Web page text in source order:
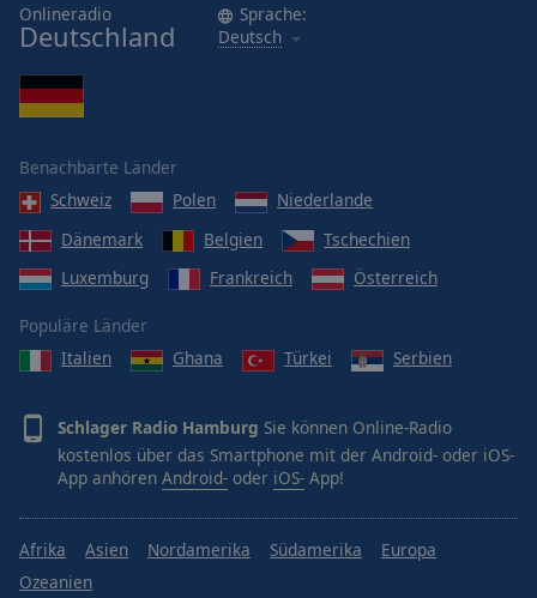
Onlineradio
Deutschland
Sprache:
Deutsch
Benachbarte Länder
Schweiz
Polen
Niederlande
Dänemark
Belgien
Tschechien
Luxemburg
Frankreich Österreich
Populäre Länder
Italien
Ghana Türkei Serbien
Schlager Radio Hamburg Sie können Online-Radio
kostenlos über das Smartphone mit der Android- oder iOS-
App anhören Android- oder iOS- App!
Afrika Asien Nordamerika Südamerika
Europa
Ozeanien